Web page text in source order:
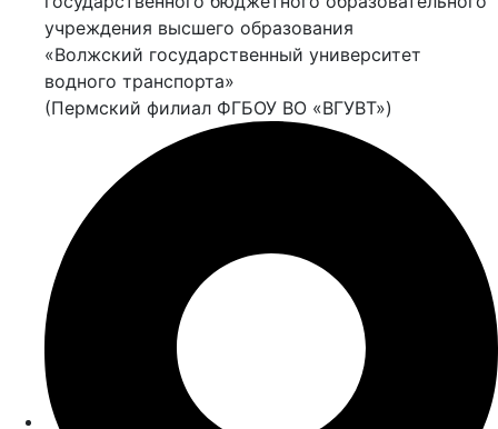
учреждения высшего образования
«Волжский государственный университет
водного транспорта»
(Пермский филиал ФГБОУ ВО «ВГУВТ»)